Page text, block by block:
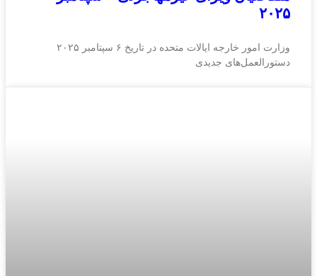
۲۰۲۵
وزارت امور خارجه ایالات متحده در تاریخ ۶ سپتامبر ۲۰۲۵
دستورالعمل‌های جدیدی